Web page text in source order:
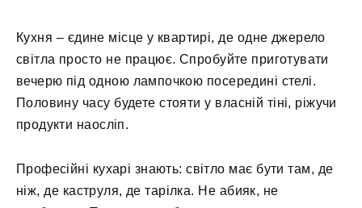
Кухня – єдине місце у квартирі, де одне джерело
світла просто не працює. Спробуйте приготувати
вечерю під одною лампочкою посередині стелі.
Половину часу будете стояти у власній тіні, ріжучи
продукти наосліп.
Професійні кухарі знають: світло має бути там, де
ніж, де каструля, де тарілка. Не абияк, не